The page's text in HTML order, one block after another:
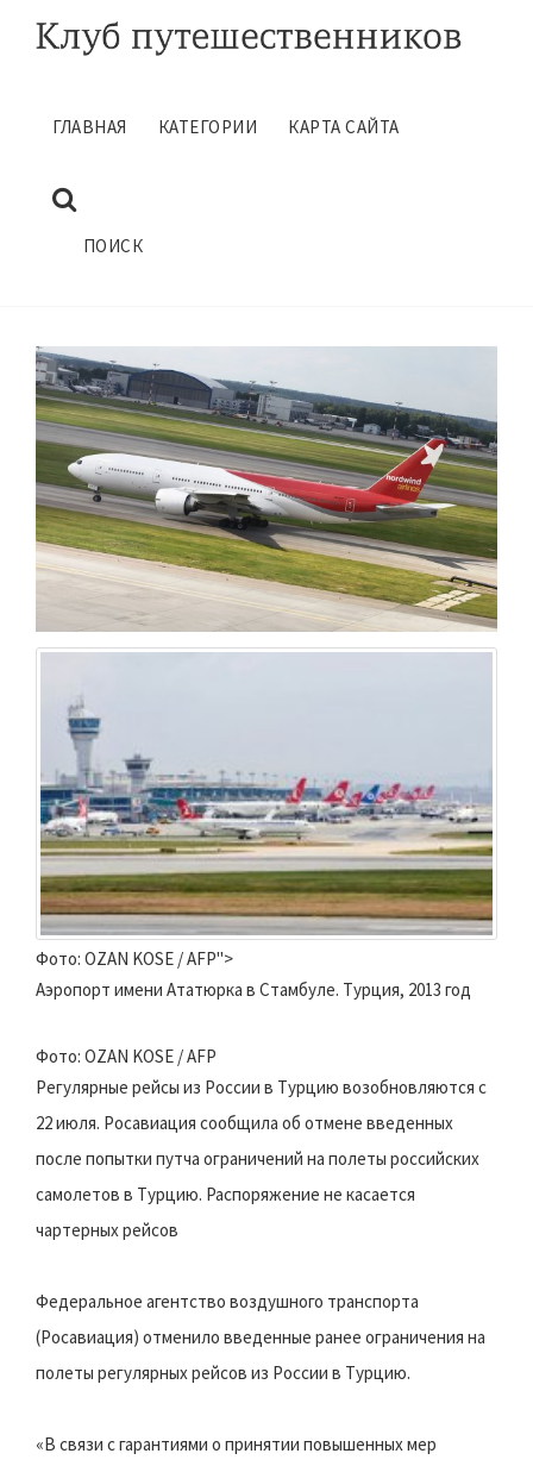
ГЛАВНАЯ КАТЕГОРИИ КАРТА САЙТА
ПОИСК
ПОЛЕТ В ТУРЦИЮ
Фото: OZAN KOSE / AFP">
Аэропорт имени Ататюрка в Стамбуле. Турция, 2013 год
Фото: OZAN KOSE / AFP
Регулярные рейсы из России в Турцию возобновляются с
22 июля. Росавиация сообщила об отмене введенных
после попытки путча ограничений на полеты российских
самолетов в Турцию. Распоряжение не касается
чартерных рейсов
Федеральное агентство воздушного транспорта
(Росавиация) отменило введенные ранее ограничения на
полеты регулярных рейсов из России в Турцию.
«В связи с гарантиями о принятии повышенных мер